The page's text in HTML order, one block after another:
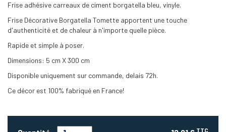
Frise adhésive carreaux de ciment borgatella bleu, vinyle.
Frise Décorative Borgatella Tomette apportent une touche
d'authenticité et de chaleur à n'importe quelle pièce.
Rapide et simple à poser.
Dimensions: 5 cm X 300 cm
Disponible uniquement sur commande, delais 72h.
Ce décor est 100% fabriqué en France!
TTC